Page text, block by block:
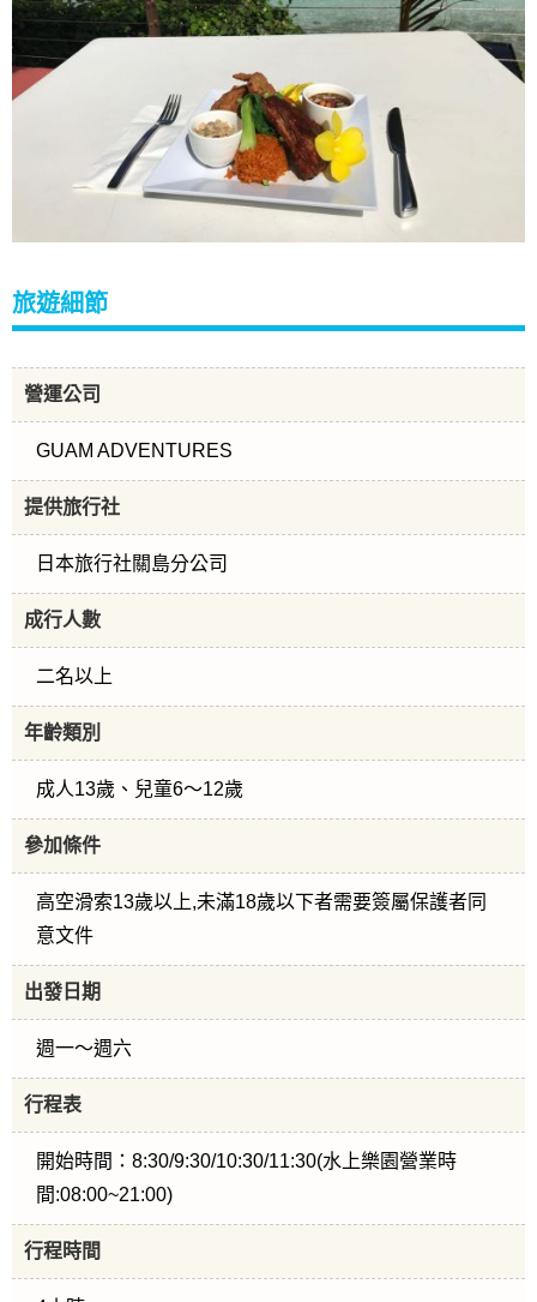
旅遊細節
營運公司
GUAM ADVENTURES
提供旅行社
日本旅行社關島分公司
成行人數
二名以上
年齡類別
成人13歲、兒童6～12歲
參加條件
高空滑索13歲以上,未滿18歲以下者需要簽屬保護者同
意文件
出發日期
週一～週六
行程表
開始時間：8:30/9:30/10:30/11:30(水上樂園營業時
間:08:00~21:00)
行程時間